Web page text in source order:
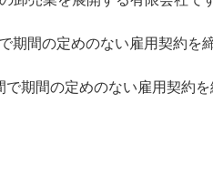
間の定めのない雇用契約を
期間の定めのない雇用契約